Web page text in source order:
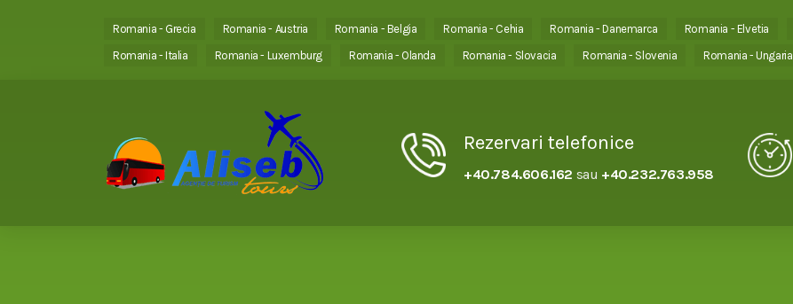
Romania - Grecia Romania - Austria Romania - Belgia Romania - Cehia Romania - Danemarca Romania - Elvetia
Romania - Italia
Romania - Luxemburg Romania - Olanda Romania - Slovacia Romania - Slovenia Romania - Ungaria
Rezervari telefonice
+40.784.606.162 sau +40.232.763.958